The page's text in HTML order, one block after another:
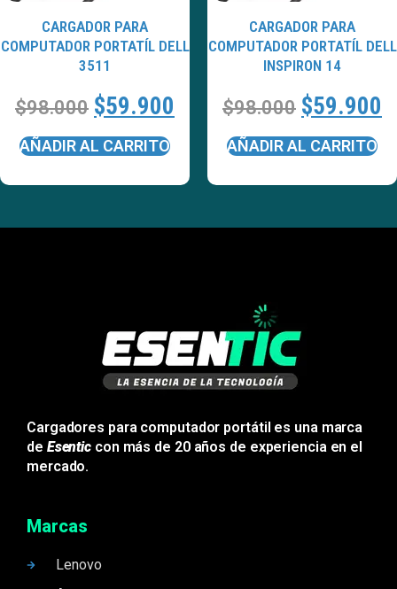
CARGADOR PARA
COMPUTADOR PORTATÍL DELL
3511
$98.000 $59.900
AÑADIR AL CARRITO
CARGADOR PARA
COMPUTADOR PORTATÍL DELL
INSPIRON 14
$98.000 $59.900
AÑADIR AL CARRITO
Cargadores para computador portátil es una marca
de Esentic con más de 20 años de experiencia en el
mercado.
Marcas
Lenovo